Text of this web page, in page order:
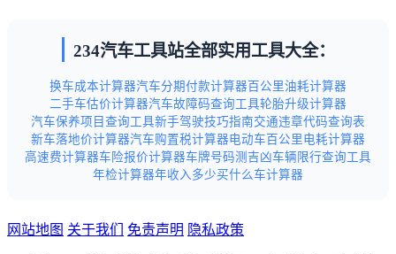
234汽车工具站全部实用工具大全：
换车成本计算器汽车分期付款计算器 百公里油耗计算器
二手车估价计算器汽车故障码查询工具轮胎升级计算器
汽车保养项目查询工具新手驾驶技巧指南交通违章代码查询表
新车落地价计算器汽车购置税计算器 电动车百公里电耗计算器
高速费计算器车险报价计算器车牌号码测吉凶车辆限行查询工具
年检计算器年收入多少买什么车计算器
网站地图 关于我们 免责声明 隐私政策